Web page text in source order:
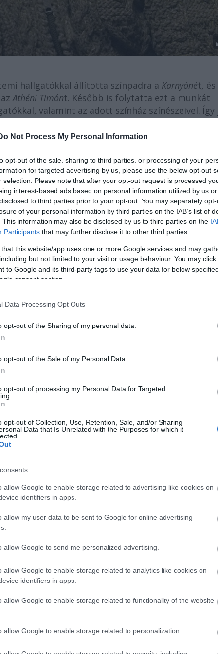
Not Process My Personal Information
opt-out of the sale, sharing to third parties, or processing of your
for targeted advertising by us, please use the below opt-out
selection. Please note that after your opt-out request is processed
interest-based ads based on personal information utilized by us
to third parties prior to your opt-out. You may separately
of your personal information by third parties on the IAB’s list of
This information may also be disclosed by us to third parties on the
Participants that may further disclose it to other third parties.
that this website/app uses one or more Google services and may
but not limited to your visit or usage behaviour. You may
to Google and its third-party tags to use your data for below
consent section.
Data Processing Opt Outs
opt-out of the Sharing of my personal data.
opt-out of the Sale of my Personal Data.
opt-out of processing my Personal Data for Targeted
opt-out of Collection, Use, Retention, Sale, and/or Sharing
Data that Is Unrelated with the Purposes for which it
allow Google to enable storage related to advertising like cookies on
identifiers in apps.
allow my user data to be sent to Google for online advertising
allow Google to send me personalized advertising.
allow Google to enable storage related to analytics like cookies on
identifiers in apps.
allow Google to enable storage related to functionality of the website
allow Google to enable storage related to personalization.
hallgatókkal állította színpadra a Karnyónét, és
azAthéni Timónt. Később is folytatta ezt a munkát
valamint az adott színház színészeivel.
a
et a Radnótiban állította színpadra. Ezt az
azóta is igyekeznek életben tartani.
a legígéretesebb pályakezdőnek
2017-től a Vígszínház társulatának a tagja, ahol
megkapta a Vígszínház legjobb művészi
fel, és jelenleg is ebben él. Az interjúban
egy-egy munkája kapcsán. „A legfontosabb a
a nagymamámé: ő foglalkozott velem kicsi
válaszolja.
abban is
Nemcsak
Hegedűs D.
Az is
az
is
„Áldás és
Volt, hogy
hogy
javasolták,
most
fordult
a nevemmel ” – fogalmaz.
Vidnyánszky Attilaszínházra való felkészítésében,
igazgatónak a fia tizenegy éves korában,
állhattam. A családommal közösen döntöttünk arról,
de a nagymamám készített fel ” – emlékezik a